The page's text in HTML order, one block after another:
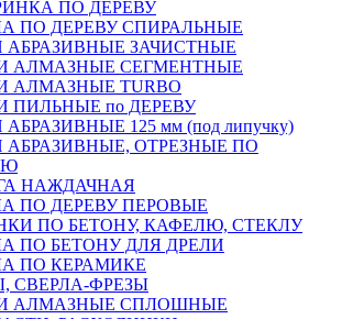
ПО ДЕРЕВУ
ПО ДЕРЕВУ СПИРАЛЬНЫЕ
АБРАЗИВНЫЕ ЗАЧИСТНЫЕ
АЛМАЗНЫЕ СЕГМЕНТНЫЕ
АЛМАЗНЫЕ TURBO
ПИЛЬНЫЕ по ДЕРЕВУ
125 мм (под липучку)
АБРАЗИВНЫЕ, ОТРЕЗНЫЕ ПО
НАЖДАЧНАЯ
ПО ДЕРЕВУ ПЕРОВЫЕ
ПО БЕТОНУ, КАФЕЛЮ, СТЕКЛУ
ПО БЕТОНУ ДЛЯ ДРЕЛИ
ПО КЕРАМИКЕ
СВЕРЛА-ФРЕЗЫ
АЛМАЗНЫЕ СПЛОШНЫЕ